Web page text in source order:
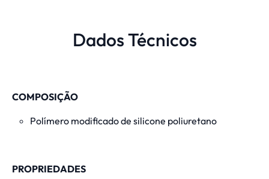
Dados Técnicos
COMPOSIÇÃO
Polímero modificado de silicone poliuretano
PROPRIEDADES